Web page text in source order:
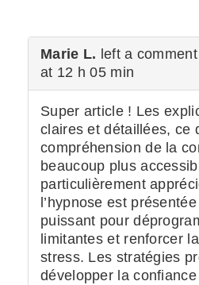
Marie L. left a
at 12 h 05 min
Super article ! Les
claires et détaillées, ce
compréhension de la
beaucoup plus
particulièrement
l’hypnose est
puissant pour
limitantes et renforcer
stress. Les stratégies
développer la